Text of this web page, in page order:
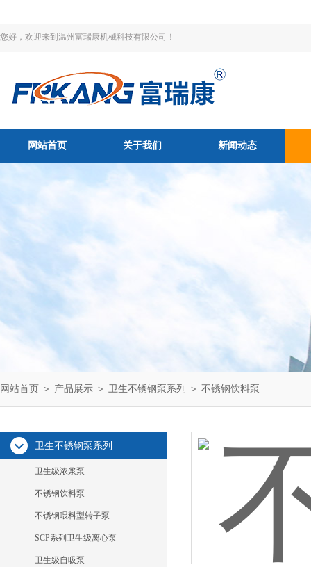
您好，欢迎来到温州富瑞康机械科技有限公司！
网站首页 关于我们 新闻动态
网站首页 ＞ 产品展示 ＞ 卫生不锈钢泵系列 ＞ 不锈钢饮料泵
卫生不锈钢泵系列
卫生级浓浆泵
不锈钢饮料泵
不锈钢喂料型转子泵
SCP系列卫生级离心泵
卫生级自吸泵